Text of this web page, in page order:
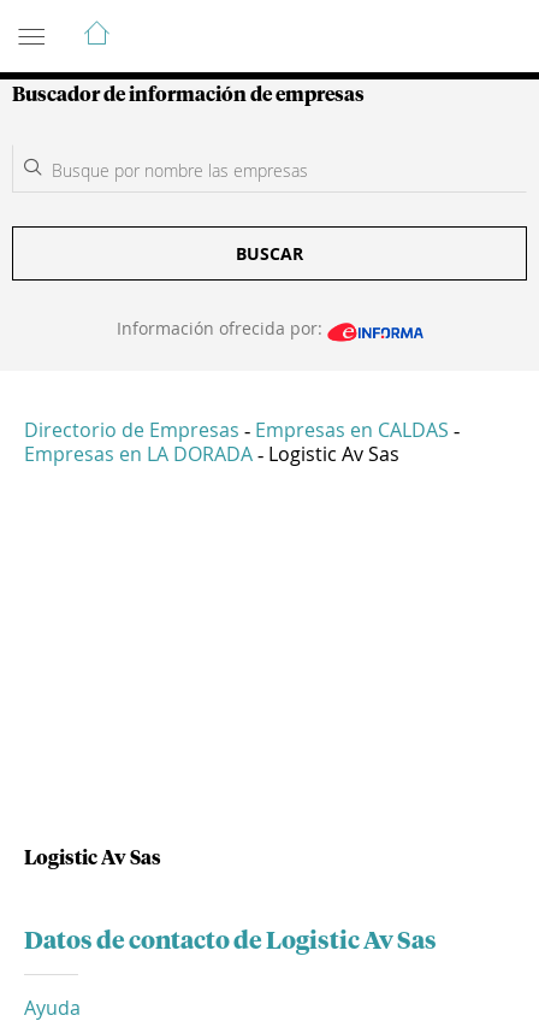
Guía de Empresas Colombianas
Buscador de información de empresas
BUSCAR
Información ofrecida por:
Directorio de Empresas - Empresas en CALDAS -
Empresas en LA DORADA - Logistic Av Sas
Logistic Av Sas
Datos de contacto de Logistic Av Sas
Ayuda